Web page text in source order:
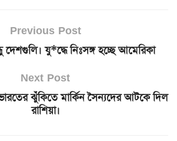
Previous Post
দেশগুলি। যু*দ্ধে নিঃসঙ্গ হচ্ছে আমেরিকা
Next Post
ঝুঁকিতে মার্কিন সৈন্যদের আটকে দিল
রাশিয়া।